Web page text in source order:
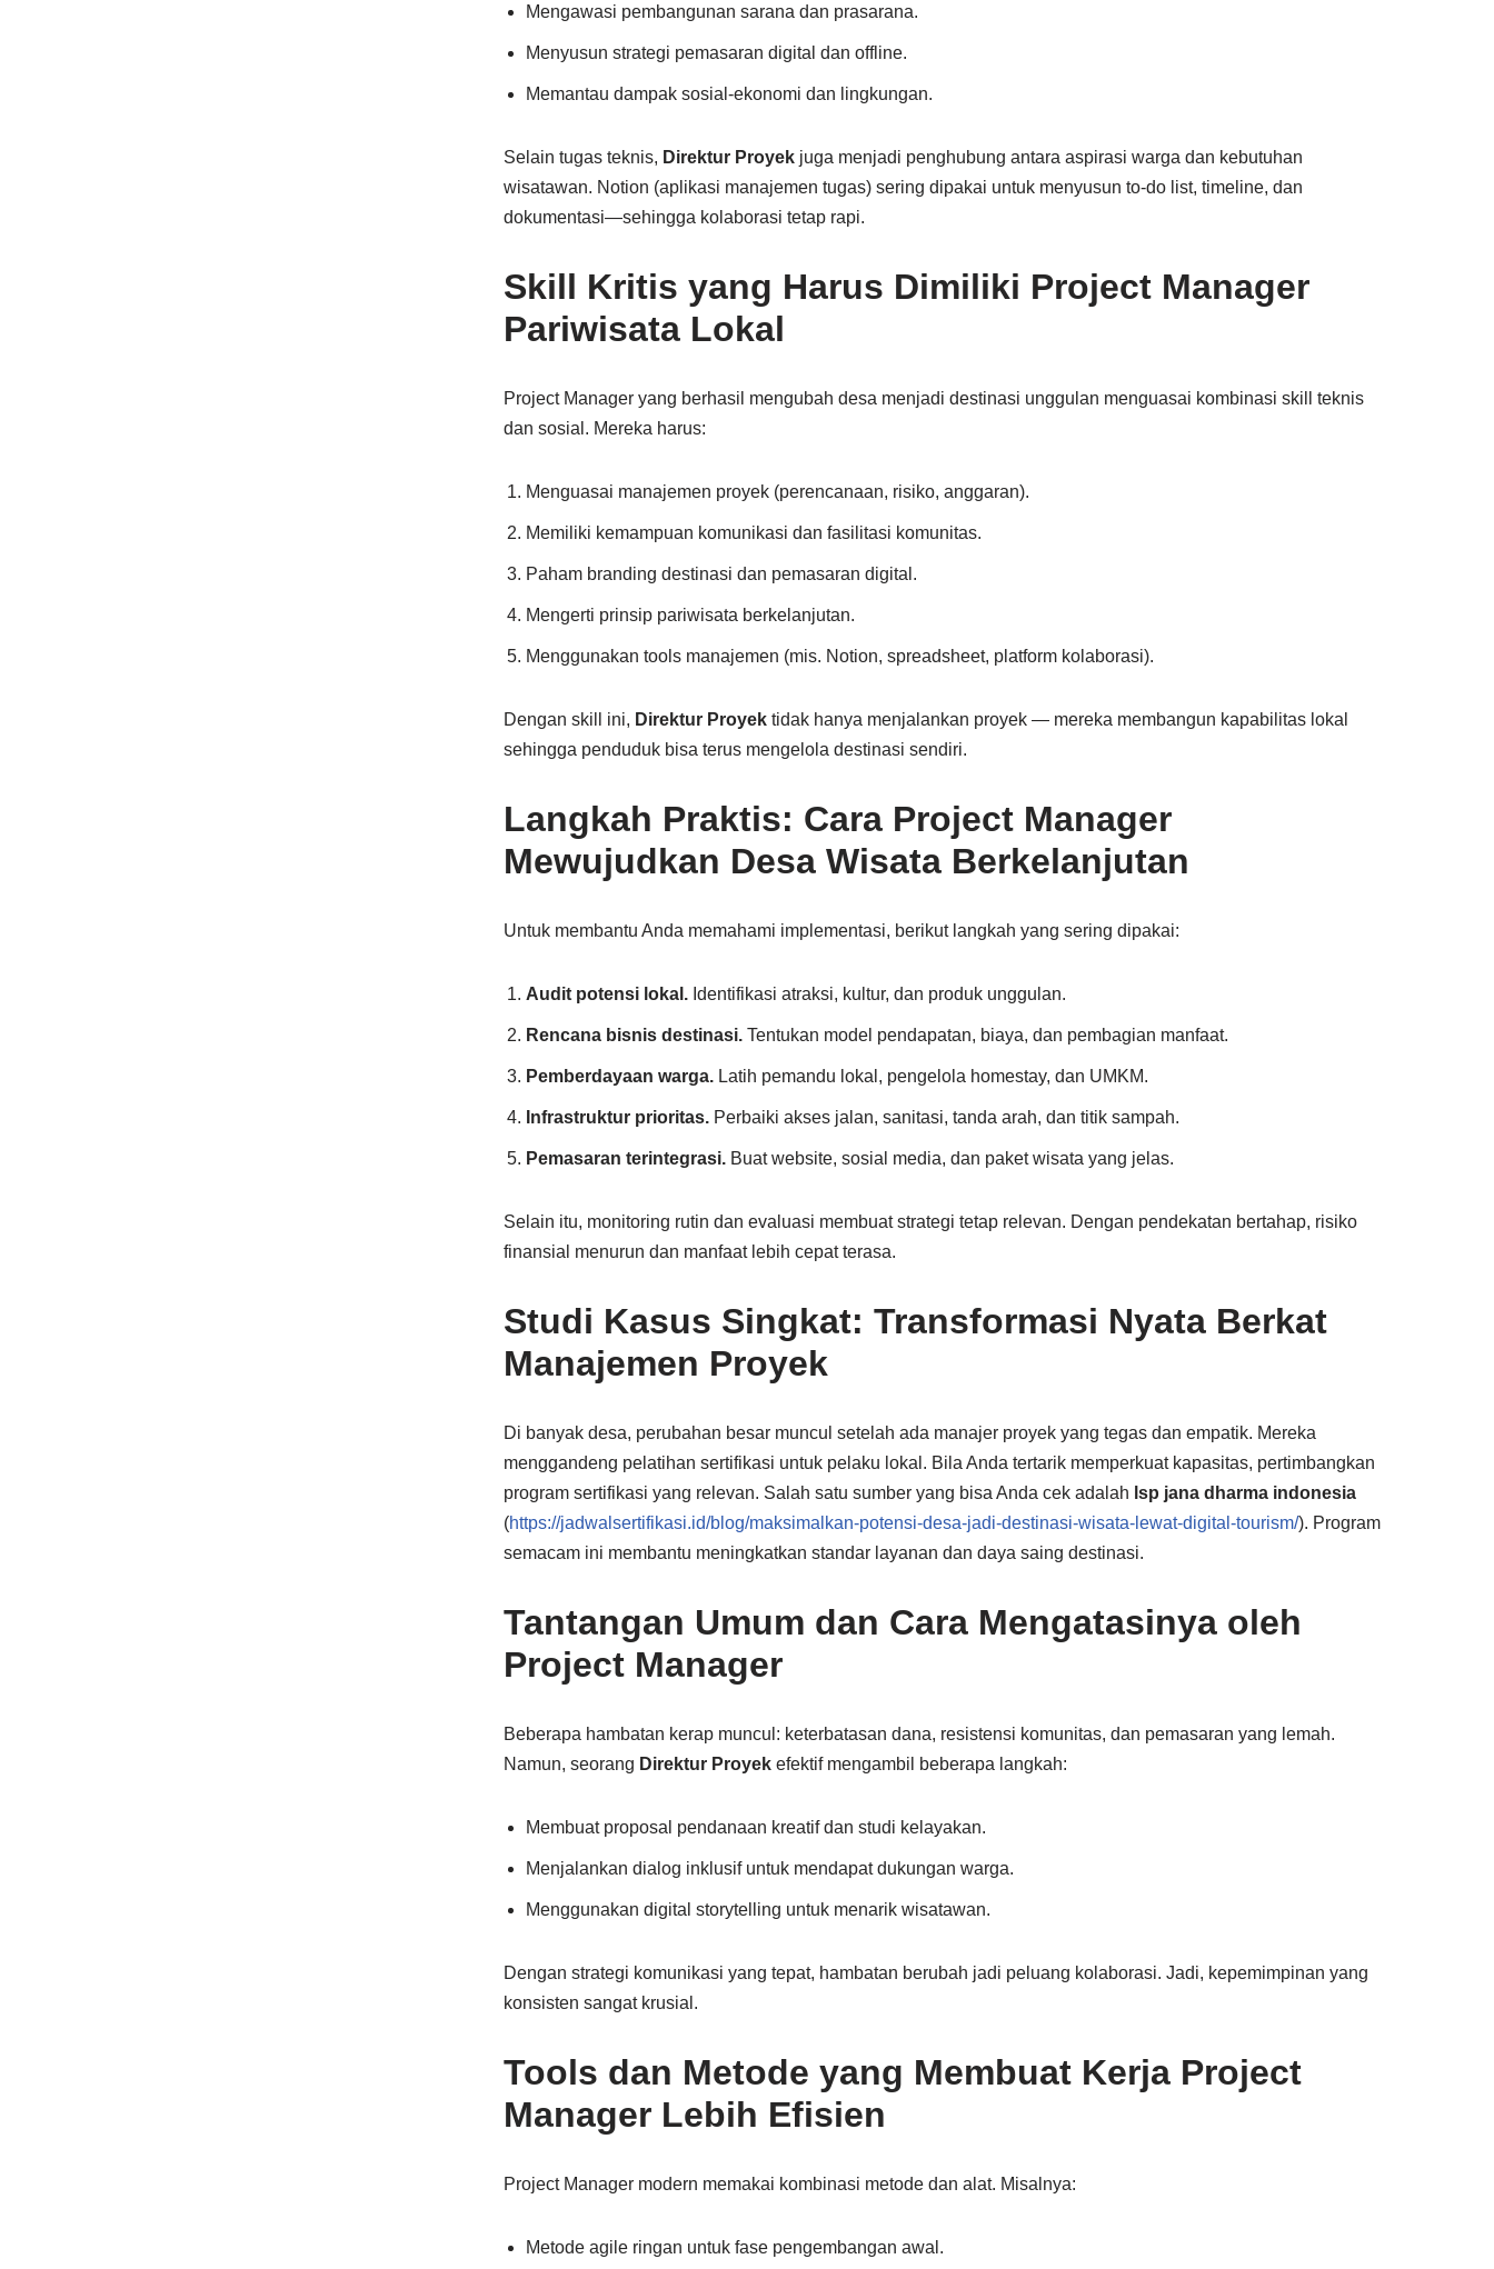
Mengawasi pembangunan sarana dan prasarana.
Menyusun strategi pemasaran digital dan offline.
Memantau dampak sosial-ekonomi dan lingkungan.
Selain tugas teknis, Direktur Proyek juga menjadi penghubung antara aspirasi warga dan kebutuhan
wisatawan. Notion (aplikasi manajemen tugas) sering dipakai untuk menyusun to-do list, timeline, dan
dokumentasi—sehingga kolaborasi tetap rapi.
Skill Kritis yang Harus Dimiliki Project Manager
Pariwisata Lokal
Project Manager yang berhasil mengubah desa menjadi destinasi unggulan menguasai kombinasi skill teknis
dan sosial. Mereka harus:
Menguasai manajemen proyek (perencanaan, risiko, anggaran).
Memiliki kemampuan komunikasi dan fasilitasi komunitas.
Paham branding destinasi dan pemasaran digital.
Mengerti prinsip pariwisata berkelanjutan.
Menggunakan tools manajemen (mis. Notion, spreadsheet, platform kolaborasi).
Dengan skill ini, Direktur Proyek tidak hanya menjalankan proyek — mereka membangun kapabilitas lokal
sehingga penduduk bisa terus mengelola destinasi sendiri.
Langkah Praktis: Cara Project Manager
Mewujudkan Desa Wisata Berkelanjutan
Untuk membantu Anda memahami implementasi, berikut langkah yang sering dipakai:
Audit potensi lokal. Identifikasi atraksi, kultur, dan produk unggulan.
Rencana bisnis destinasi. Tentukan model pendapatan, biaya, dan pembagian manfaat.
Pemberdayaan warga. Latih pemandu lokal, pengelola homestay, dan UMKM.
Infrastruktur prioritas. Perbaiki akses jalan, sanitasi, tanda arah, dan titik sampah.
Pemasaran terintegrasi. Buat website, sosial media, dan paket wisata yang jelas.
Selain itu, monitoring rutin dan evaluasi membuat strategi tetap relevan. Dengan pendekatan bertahap, risiko
finansial menurun dan manfaat lebih cepat terasa.
Studi Kasus Singkat: Transformasi Nyata Berkat
Manajemen Proyek
Di banyak desa, perubahan besar muncul setelah ada manajer proyek yang tegas dan empatik. Mereka
menggandeng pelatihan sertifikasi untuk pelaku lokal. Bila Anda tertarik memperkuat kapasitas, pertimbangkan
program sertifikasi yang relevan. Salah satu sumber yang bisa Anda cek adalah lsp jana dharma indonesia
(https://jadwalsertifikasi.id/blog/maksimalkan-potensi-desa-jadi-destinasi-wisata-lewat-digital-tourism/). Program
semacam ini membantu meningkatkan standar layanan dan daya saing destinasi.
Tantangan Umum dan Cara Mengatasinya oleh
Project Manager
Beberapa hambatan kerap muncul: keterbatasan dana, resistensi komunitas, dan pemasaran yang lemah.
Namun, seorang Direktur Proyek efektif mengambil beberapa langkah:
Membuat proposal pendanaan kreatif dan studi kelayakan.
Menjalankan dialog inklusif untuk mendapat dukungan warga.
Menggunakan digital storytelling untuk menarik wisatawan.
Dengan strategi komunikasi yang tepat, hambatan berubah jadi peluang kolaborasi. Jadi, kepemimpinan yang
konsisten sangat krusial.
Tools dan Metode yang Membuat Kerja Project
Manager Lebih Efisien
Project Manager modern memakai kombinasi metode dan alat. Misalnya:
Metode agile ringan untuk fase pengembangan awal.